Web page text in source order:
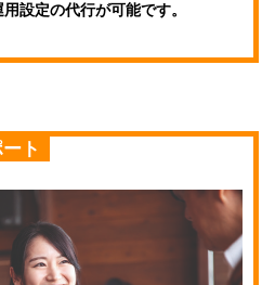
設定の代行が可能です。
ト